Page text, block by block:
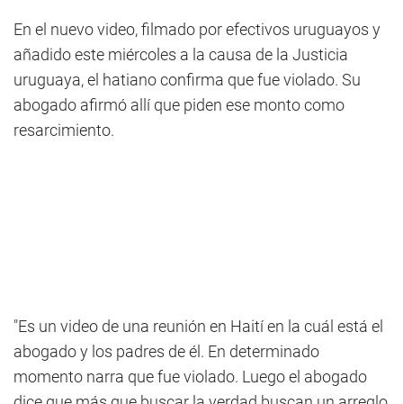
En el nuevo video, filmado por efectivos uruguayos y
añadido este miércoles a la causa de la Justicia
uruguaya, el hatiano confirma que fue violado. Su
abogado afirmó allí que piden ese monto como
resarcimiento.
"Es un video de una reunión en Haití en la cuál está el
abogado y los padres de él. En determinado
momento narra que fue violado. Luego el abogado